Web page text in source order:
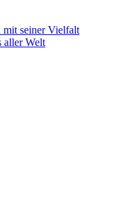
mit seiner Vielfalt
aller Welt